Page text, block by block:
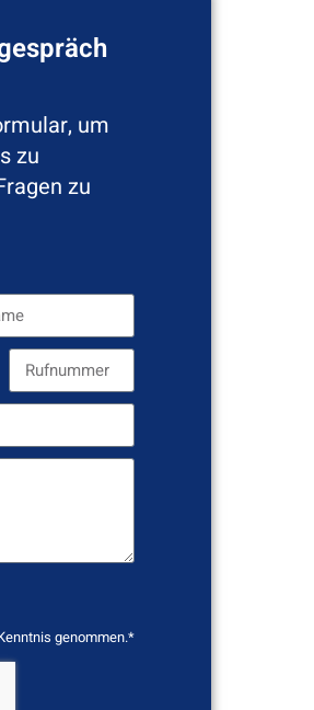
um
zu
zu
genommen.*